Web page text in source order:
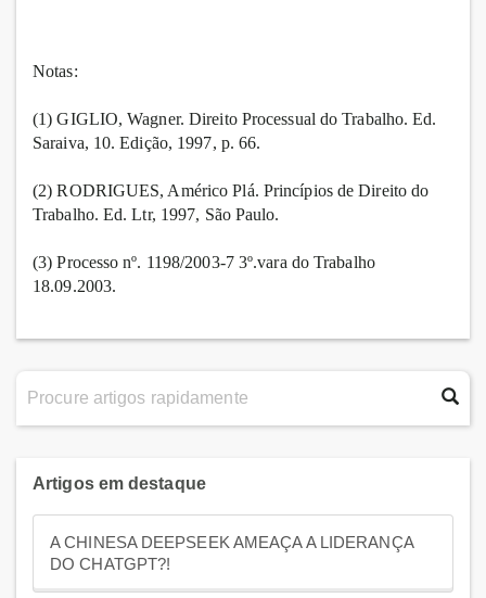
Notas:
(1) GIGLIO, Wagner. Direito Processual do Trabalho. Ed.
Saraiva, 10. Edição, 1997, p. 66.
(2) RODRIGUES, Américo Plá. Princípios de Direito do
Trabalho. Ed. Ltr, 1997, São Paulo.
(3) Processo nº. 1198/2003-7 3º.vara do Trabalho
18.09.2003.
Artigos em destaque
A CHINESA DEEPSEEK AMEAÇA A LIDERANÇA
DO CHATGPT?!